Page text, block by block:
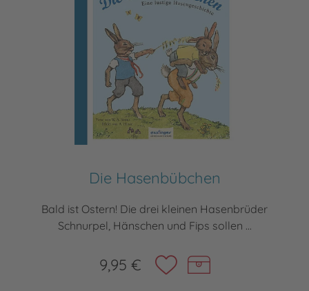
Die Hasenbübchen
Bald ist Ostern! Die drei kleinen Hasenbrüder
Schnurpel, Hänschen und Fips sollen ...
9,95 €